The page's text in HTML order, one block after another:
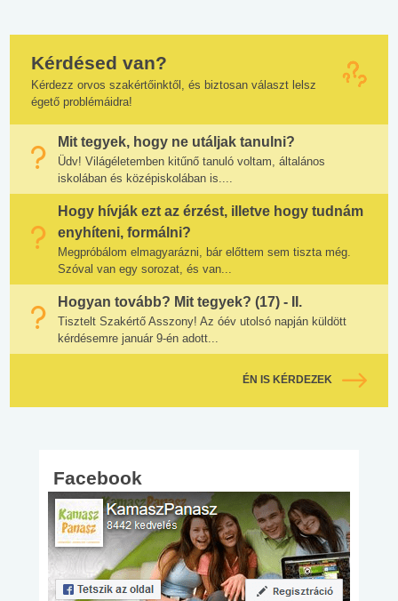
Kérdésed van?
Kérdezz orvos szakértőinktől, és biztosan választ lelsz
égető problémáidra!
Mit tegyek, hogy ne utáljak tanulni?
Üdv! Világéletemben kitűnő tanuló voltam, általános
iskolában és középiskolában is....
Hogy hívják ezt az érzést, illetve hogy tudnám
enyhíteni, formálni?
Megpróbálom elmagyarázni, bár előttem sem tiszta még.
Szóval van egy sorozat, és van...
Hogyan tovább? Mit tegyek? (17) - II.
Tisztelt Szakértő Asszony! Az óév utolsó napján küldött
kérdésemre január 9-én adott...
ÉN IS KÉRDEZEK
Facebook